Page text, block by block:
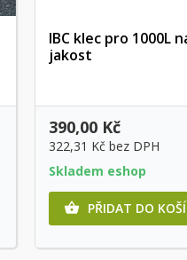
IBC klec pro 1000L
jakost
390,00 Kč
322,31 Kč bez DPH
Skladem eshop
 PŘIDAT DO